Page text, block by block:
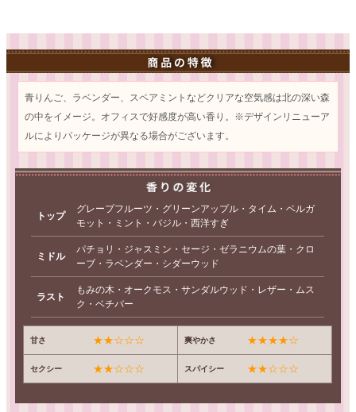
青りんご、ラベンダー、スペアミントなどクリアな空気感は北の深い森
の中をイメージ。オフィスで好感度が高い香り。※デザインリニューア
ルによりパッケージが異なる場合がございます。
トップ
グレープフルーツ・グリーンアップル・タイム・ベルガ
モット・ミント・バジル・西洋すぎ
ミドル
パチョリ・ジャスミン・セージ・ゼラニウムの葉・クロ
ーブ・ラベンダー・シダーウッド
ラスト
もみの木・オークモス・サンダルウッド・レザー・ムス
ク・ベチバー
甘さ ★★☆☆☆ 爽やかさ ★★★★☆
セクシー ★★☆☆☆ スパイシー ★★☆☆☆